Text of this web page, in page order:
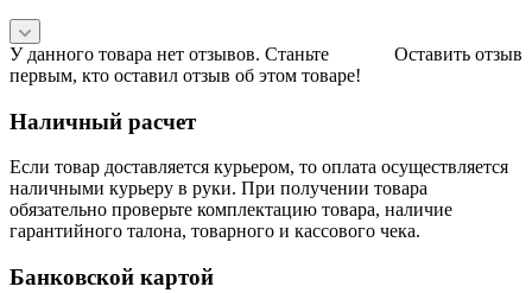
Оставить отзыв
У данного товара нет отзывов. Станьте
первым, кто оставил отзыв об этом товаре!
Наличный расчет
Если товар доставляется курьером, то оплата осуществляется
наличными курьеру в руки. При получении товара
обязательно проверьте комплектацию товара, наличие
гарантийного талона, товарного и кассового чека.
Банковской картой